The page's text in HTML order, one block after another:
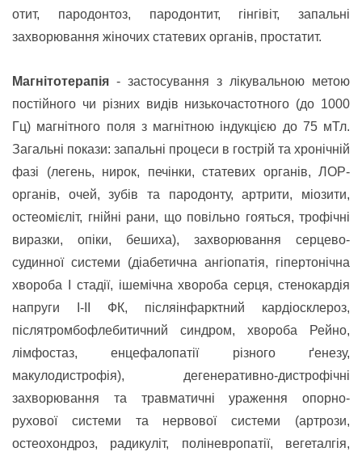
отит, пародонтоз, пародонтит, гінгівіт, запальні
захворювання жіночих статевих органів, простатит.
Магнітотерапія - застосування з лікувальною метою
постійного чи різних видів низькочастотного (до 1000
Гц) магнітного поля з магнітною індукцією до 75 мТл.
Загальні покази: запальні процеси в гострій та хронічній
фазі (легень, нирок, печінки, статевих органів, ЛОР-
органів, очей, зубів та пародонту, артрити, міозити,
остеомієліт, гнійні рани, що повільно гояться, трофічні
виразки, опіки, бешиха), захворювання серцево-
судинної системи (діабетична ангіопатія, гіпертонічна
хвороба І стадії, ішемічна хвороба серця, стенокардія
напруги І-ІІ ФК, післяінфарктний кардіосклероз,
післятромбофлебитичний синдром, хвороба Рейно,
лімфостаз, енцефалопатії різного ґенезу,
макулодистрофія), дегенеративно-дистрофічні
захворювання та травматичні ураження опорно-
рухової системи та нервової системи (артрози,
остеохондроз, радикуліт, поліневропатії, вегеталгія,